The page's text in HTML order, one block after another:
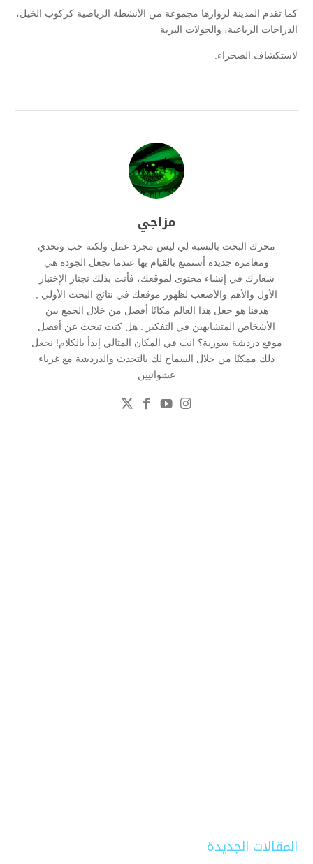
كما تقدم المدينة لزوارها مجموعة من الأنشطة الرياضية كركوب الخيل،
الدراجات الرباعية، والجولات البرية
لاستكشاف الصحراء.
مزاجي
محرك البحث بالنسبة لي ليس مجرد عمل ولكنه حب وتحدي
ومغامرة جديدة أستمتع بالقيام بها عندما تجعل الجودة هي
شعارك في إنشاء محتوى لموقعك، فأنت بذلك تجتاز الإختبار
الأول والأهم والأصعب لظهور موقعك في نتائج البحث الأولي ,
هدفنا هو جعل هذا العالم مكانًا أفضل من خلال الجمع بين
الأشخاص المتشابهين في التفكير . هل كنت تبحث عن أفضل
موقع دردشة سورية؟ انت في المكان المثالي إبدأ بالكلام! نجعل
ذلك ممكنًا من خلال السماح لك بالتحدث والدردشة مع غرباء
عشوائيين
المقالات الجديدة